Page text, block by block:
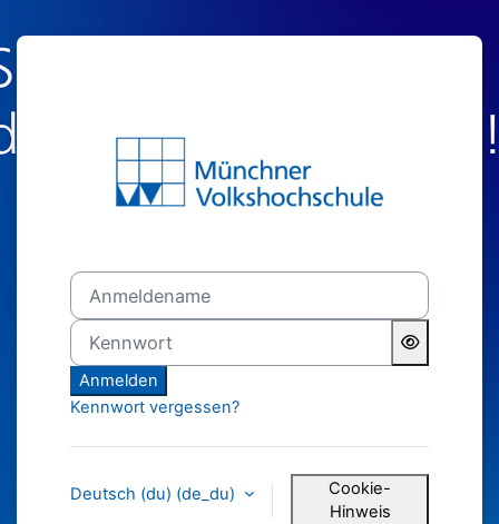
Anmelden
Anmeldename
Kennwort
Anmelden
Kennwort vergessen?
Deutsch (du) ‎(de_du)‎
Cookie-
Hinweis